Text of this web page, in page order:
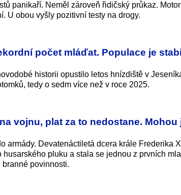
panikaří. Neměl zároveň řidičský průkaz.
U obou vyšly pozitivní testy na drogy.
počet mláďat. Populace je
historii opustilo letos hnízdiště v
tedy o sedm více než v roce 2025.
vojnu, plat za to nedostane. Mohou
armády. Devatenáctiletá dcera krále Frederika
pluku a stala se jednou z prvních
povinnosti.